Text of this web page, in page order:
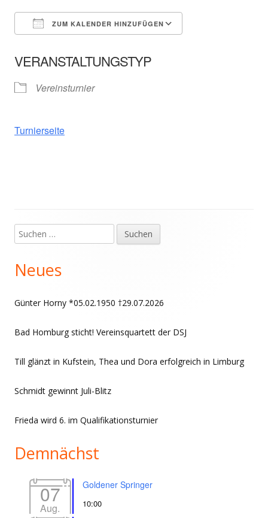
ZUM KALENDER HINZUFÜGEN
VERANSTALTUNGSTYP
Vereinsturnier
Turnierseite
Haupt-
Seitenleiste
Suchen
nach:
Neues
Günter Horny *05.02.1950 †29.07.2026
Bad Homburg sticht! Vereinsquartett der DSJ
Till glänzt in Kufstein, Thea und Dora erfolgreich in Limburg
Schmidt gewinnt Juli-Blitz
Frieda wird 6. im Qualifikationsturnier
Demnächst
07
Aug.
Goldener Springer
10:00